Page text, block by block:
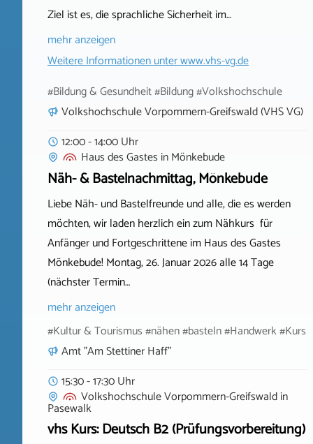
Ziel ist es, die sprachliche Sicherheit im…
mehr anzeigen
Weitere Informationen unterwww.vhs-vg.de
#Bildung & Gesundheit #Bildung #Volkshochschule
Volkshochschule Vorpommern-Greifswald (VHS VG)
12:00 - 14:00 Uhr
Haus des Gastes inMönkebude
Näh- & Bastelnachmittag, Mönkebude
Liebe Näh- und Bastelfreunde und alle, die es werden
möchten, wir laden herzlich ein zum Nähkurs für
Anfänger und Fortgeschrittene im Haus des Gastes
Mönkebude! Montag, 26. Januar 2026 alle 14 Tage
(nächster Termin…
mehr anzeigen
#Kultur & Tourismus #nähen #basteln #Handwerk #Kurs
Amt "Am Stettiner Haff"
15:30 - 17:30 Uhr
Volkshochschule Vorpommern-Greifswaldin
Pasewalk
vhs Kurs: Deutsch B2 (Prüfungsvorbereitung)